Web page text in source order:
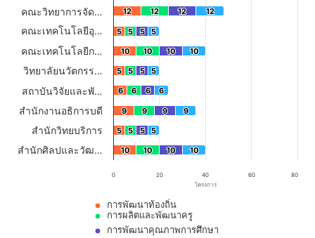
โครงการ
12
12
5
5
10
10
5
5
6
6
9
9
5
5
10
10
12
12
5
5
10
10
5
5
6
6
9
9
5
5
10
10
12
12
5
5
10
10
5
5
6
6
9
9
5
5
10
10
12
12
5
5
10
10
5
5
6
6
9
9
5
5
10
10
การพัฒนาท้องถิ่น
การผลิตและพัฒนาครู
การพัฒนาคุณภาพการศึกษา
0 20 40 60 80
คณะวิทยาการจัด…
คณะเทคโนโลยีอุ…
คณะเทคโนโลยีก…
วิทยาลัยนวัตกรร…
สถาบันวิจัยและพั…
สำนักงานอธิการบดี
สำนักวิทยบริการ
สำนักศิลปและวัฒ…